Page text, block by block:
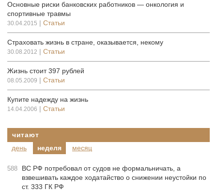
Основные риски банковских работников — онкология и
спортивные травмы
30.04.2015 | Статьи
Страховать жизнь в стране, оказывается, некому
30.08.2012 | Статьи
Жизнь стоит 397 рублей
08.05.2009 | Статьи
Купите надежду на жизнь
14.04.2006 | Статьи
читают
день
неделя месяц
588
ВС РФ потребовал от судов не формальничать, а
взвешивать каждое ходатайство о снижении неустойки по
ст. 333 ГК РФ